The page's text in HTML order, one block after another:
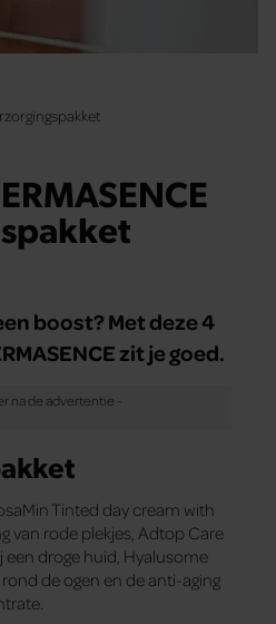
boost? Met deze 4
zit je goed.
Tinted day cream with
van rode plekjes, Adtop Care
een droge huid, Hyalusome
de ogen en de anti-aging